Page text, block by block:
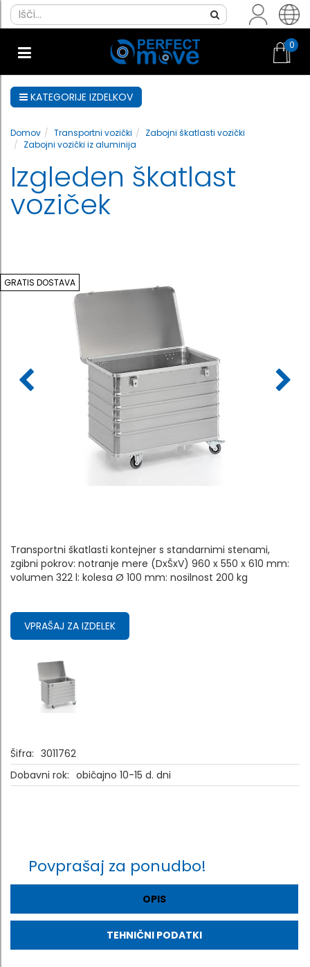
0
KATEGORIJE IZDELKOV
Domov Transportni vozički
Zabojni škatlasti vozički
Zabojni vozički iz aluminija
Izgleden škatlast
voziček
GRATIS DOSTAVA
Transportni škatlasti kontejner s standarnimi stenami,
zgibni pokrov: notranje mere (DxŠxV) 960 x 550 x 610 mm:
volumen 322 l: kolesa Ø 100 mm: nosilnost 200 kg
VPRAŠAJ ZA IZDELEK
Šifra: 3011762
Dobavni rok: običajno 10-15 d. dni
Povprašaj za ponudbo!
OPIS
TEHNIČNI PODATKI